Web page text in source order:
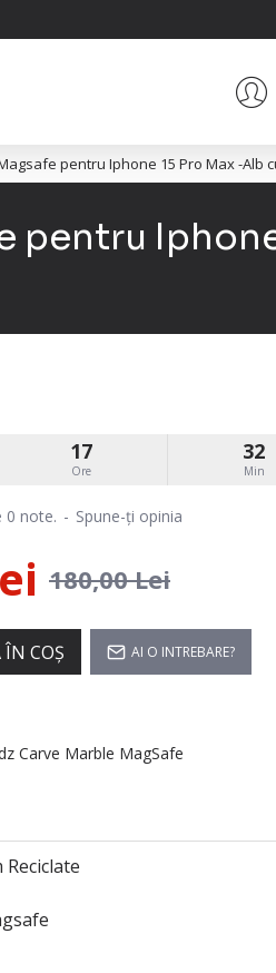
pentru Iphone 15 Pro Max -Alb
pentru
Carve Marble MagSafe
0 note. - Spune-ţi opinia
17
Ore
32
Min
180,00 Lei
COŞ AI O INTREBARE?